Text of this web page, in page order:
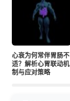
心衰为何常伴胃肠不
适？解析心胃联动机
制与应对策略